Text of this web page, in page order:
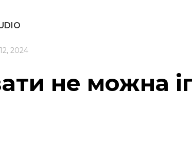
2024
не можна